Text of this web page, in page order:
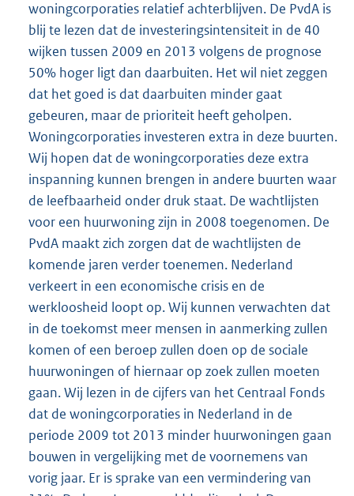
woningcorporaties relatief achterblijven. De PvdA is
blij te lezen dat de investeringsintensiteit in de 40
wijken tussen 2009 en 2013 volgens de prognose
50% hoger ligt dan daarbuiten. Het wil niet zeggen
dat het goed is dat daarbuiten minder gaat
gebeuren, maar de prioriteit heeft geholpen.
Woningcorporaties investeren extra in deze buurten.
Wij hopen dat de woningcorporaties deze extra
inspanning kunnen brengen in andere buurten waar
de leefbaarheid onder druk staat. De wachtlijsten
voor een huurwoning zijn in 2008 toegenomen. De
PvdA maakt zich zorgen dat de wachtlijsten de
komende jaren verder toenemen. Nederland
verkeert in een economische crisis en de
werkloosheid loopt op. Wij kunnen verwachten dat
in de toekomst meer mensen in aanmerking zullen
komen of een beroep zullen doen op de sociale
huurwoningen of hiernaar op zoek zullen moeten
gaan. Wij lezen in de cijfers van het Centraal Fonds
dat de woningcorporaties in Nederland in de
periode 2009 tot 2013 minder huurwoningen gaan
bouwen in vergelijking met de voornemens van
vorig jaar. Er is sprake van een vermindering van